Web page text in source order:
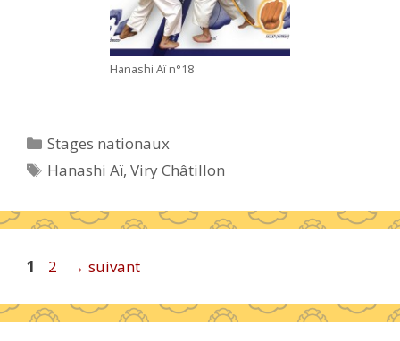
Hanashi Aï n°18
Catégories
Stages nationaux
Étiquettes
Hanashi Aï,Viry Châtillon
Page
1 Page
2 → suivant